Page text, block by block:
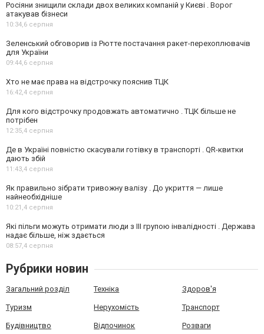
Росіяни знищили склади двох великих компаній у Києві . Ворог
атакував бізнеси
10:34,6 серпня
Зеленський обговорив із Рютте постачання ракет-перехоплювачів
для України
09:44,6 серпня
Хто не має права на відстрочку пояснив ТЦК
16:42,4 серпня
Для кого відстрочку продовжать автоматично . ТЦК більше не
потрібен
12:35,4 серпня
Де в Україні повністю скасували готівку в транспорті . QR-квитки
дають збій
11:43,4 серпня
Як правильно зібрати тривожну валізу . До укриття — лише
найнеобхідніше
10:21,4 серпня
Які пільги можуть отримати люди з III групою інвалідності . Держава
надає більше, ніж здається
08:57,4 серпня
Рубрики новин
Загальний розділ Техніка Здоров'я
Туризм Нерухомість Транспорт
Будівництво Відпочинок Розваги